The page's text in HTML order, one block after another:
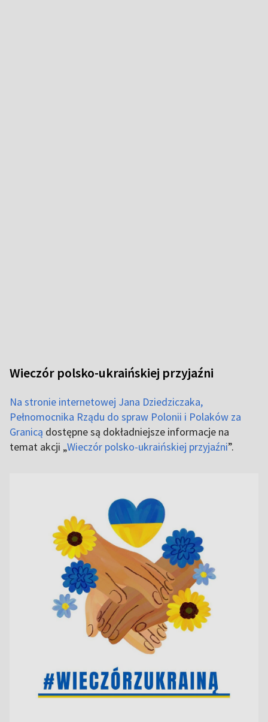
Wieczór polsko-ukraińskiej przyjaźni
Na stronie internetowej Jana Dziedziczaka,
Pełnomocnika Rządu do spraw Polonii i Polaków za
Granicą dostępne są dokładniejsze informacje na
temat akcji „Wieczór polsko-ukraińskiej przyjaźni”.